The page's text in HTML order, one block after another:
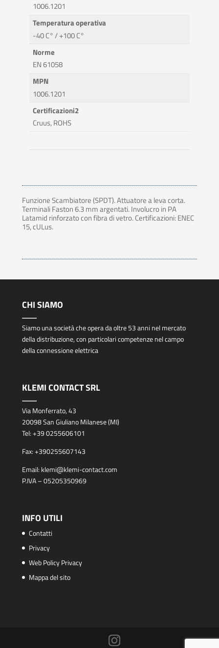
1006.1201
Temperatura operativa
-40 C° / +100 C°
Norme
EN 61058
MPN
1006.1201
Certificazioni2
Cruus, ROHS
Funzione Scambiatore (SPDT). Attuatore a leva corta.
Terminali Faston 6.3 mm argentati. Involucro in PA
Latamid rinforzato con fibra di vetro. Certificazioni: ENEC
15, cULus.
CHI SIAMO
Siamo una società che opera da oltre 53 anni nel mercato
della distribuzione, con particolari competenze nel campo
della connessione elettrica
KLEMI CONTACT SRL
Via Monferrato, 43
20098 San Giuliano Milanese (MI)
Tel:+39 0255606101
Fax:+390255607143
Email: klemi@klemi-contact.com
P.IVA – 05205350969
INFO UTILI
Contatti
Privacy
Web Policy Privacy
Mappa del sito